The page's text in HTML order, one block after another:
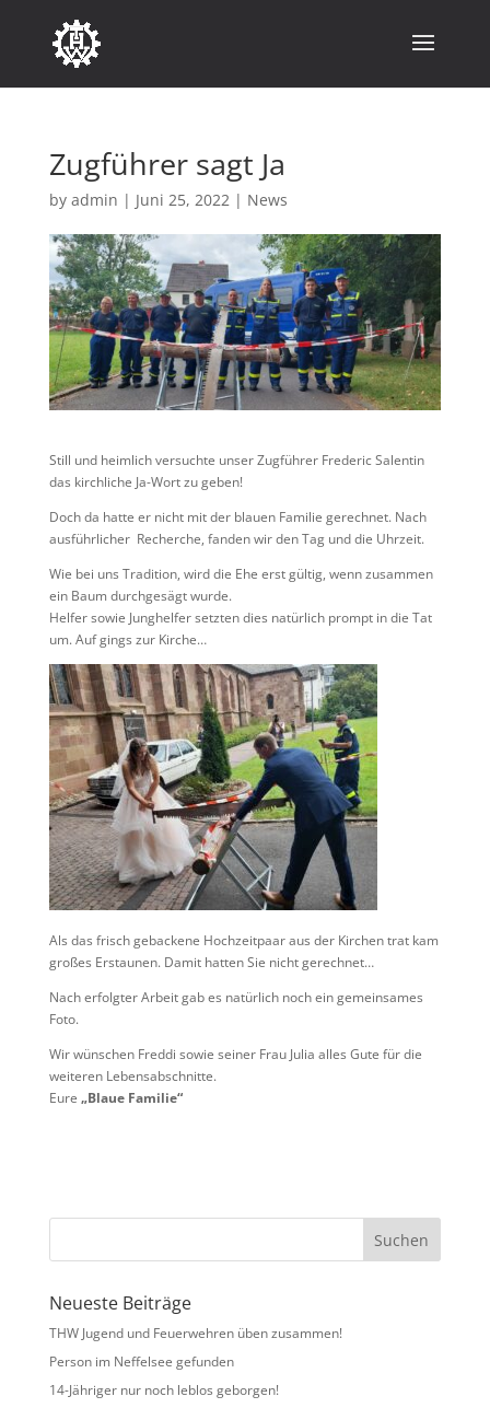
Zugführer sagt Ja
by admin | Juni 25, 2022| News
Still und heimlich versuchte unser Zugführer Frederic Salentin
das kirchliche Ja-Wort zu geben!
Doch da hatte er nicht mit der blauen Familie gerechnet. Nach
ausführlicher Recherche, fanden wir den Tag und die Uhrzeit.
Wie bei uns Tradition, wird die Ehe erst gültig, wenn zusammen
ein Baum durchgesägt wurde.
Helfer sowie Junghelfer setzten dies natürlich prompt in die Tat
um. Auf gings zur Kirche…
Als das frisch gebackene Hochzeitpaar aus der Kirchen trat kam
großes Erstaunen. Damit hatten Sie nicht gerechnet…
Nach erfolgter Arbeit gab es natürlich noch ein gemeinsames
Foto.
Wir wünschen Freddi sowie seiner Frau Julia alles Gute für die
weiteren Lebensabschnitte.
Eure „Blaue Familie“
Neueste Beiträge
THW Jugend und Feuerwehren üben zusammen!
Person im Neffelsee gefunden
14-Jähriger nur noch leblos geborgen!